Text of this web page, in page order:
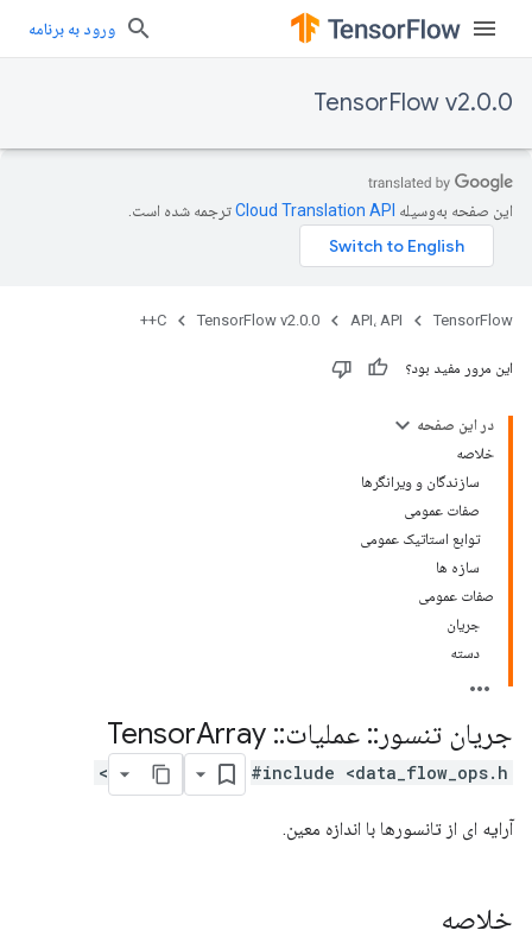
ورود به برنامه
TensorFlow v2.0.0
این صفحه به‌وسیله ترجمه شده است.
TensorFlow API، API TensorFlow v2.0.0
C++
این مرور مفید بود؟
در این صفحه
خلاصه
سازندگان و ویرانگرها
صفات عمومی
توابع استاتیک عمومی
سازه ها
صفات عمومی
جریان
دسته
جریان تنسور :: عملیات::
Array
#include <data_flow_ops.h>
آرایه ای از تانسورها با اندازه معین.
خلاصه